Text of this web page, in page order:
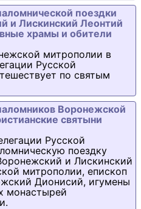
поездки
и Лискинский Леонтий
храмы и обители
митрополии в
Русской
по святым
Воронежской
святыни
Русской
поездку
и Лискинский
митрополии, епископ
Дионисий, игумены
монастырей